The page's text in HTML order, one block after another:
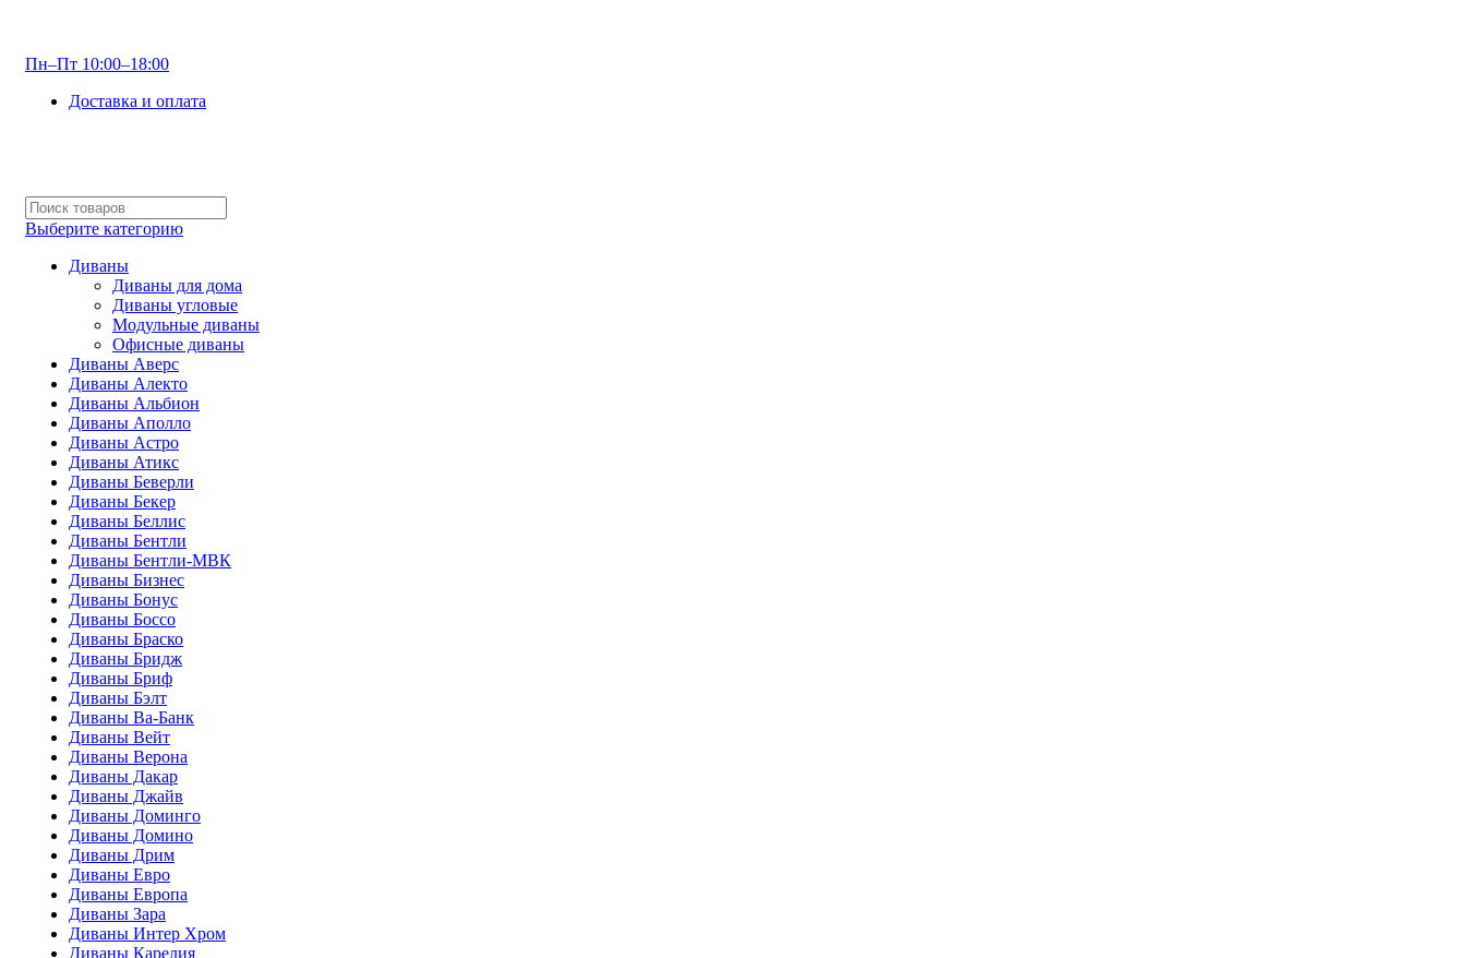
Пн–Пт 10:00–18:00
Доставка и оплата
Выберите категорию
Диваны
Диваны для дома
Диваны угловые
Модульные диваны
Офисные диваны
Диваны Аверс
Диваны Алекто
Диваны Альбион
Диваны Аполло
Диваны Астро
Диваны Атикс
Диваны Беверли
Диваны Бекер
Диваны Беллис
Диваны Бентли
Диваны Бентли-МВК
Диваны Бизнес
Диваны Бонус
Диваны Боссо
Диваны Браско
Диваны Бридж
Диваны Бриф
Диваны Бэлт
Диваны Ва-Банк
Диваны Вейт
Диваны Верона
Диваны Дакар
Диваны Джайв
Диваны Доминго
Диваны Домино
Диваны Дрим
Диваны Евро
Диваны Европа
Диваны Зара
Диваны Интер Хром
Диваны Карелия